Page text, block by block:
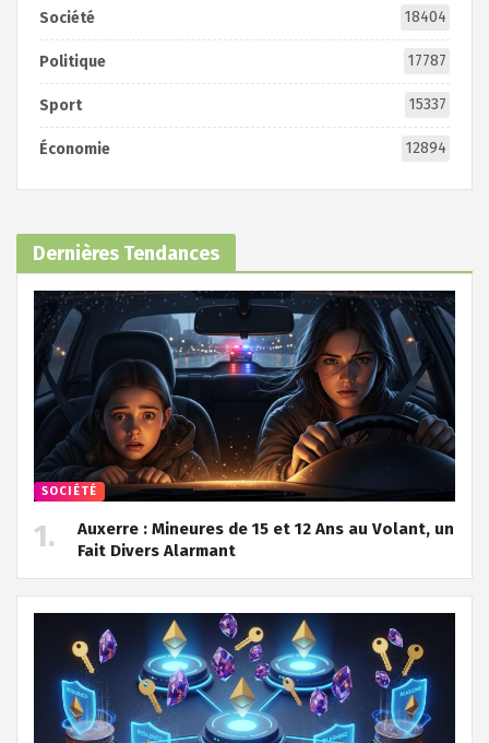
Société 18404
Politique 17787
Sport 15337
Économie 12894
Dernières Tendances
SOCIÉTÉ
Auxerre : Mineures de 15 et 12 Ans au Volant, un
Fait Divers Alarmant